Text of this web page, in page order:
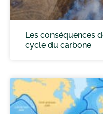
Les conséquences
cycle du carbone